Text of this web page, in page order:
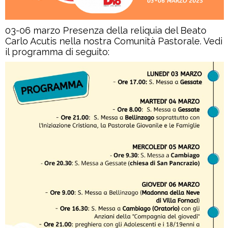
03-06 marzo Presenza della reliquia del Beato
Carlo Acutis nella nostra Comunità Pastorale. Vedi
il programma di seguito: